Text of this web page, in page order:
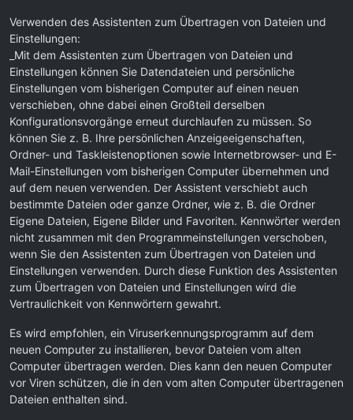
Verwenden des Assistenten zum Übertragen von Dateien und
Einstellungen:
_Mit dem Assistenten zum Übertragen von Dateien und
Einstellungen können Sie Datendateien und persönliche
Einstellungen vom bisherigen Computer auf einen neuen
verschieben, ohne dabei einen Großteil derselben
Konfigurationsvorgänge erneut durchlaufen zu müssen. So
können Sie z. B. Ihre persönlichen Anzeigeeigenschaften,
Ordner- und Taskleistenoptionen sowie Internetbrowser- und E-
Mail-Einstellungen vom bisherigen Computer übernehmen und
auf dem neuen verwenden. Der Assistent verschiebt auch
bestimmte Dateien oder ganze Ordner, wie z. B. die Ordner
Eigene Dateien, Eigene Bilder und Favoriten. Kennwörter werden
nicht zusammen mit den Programmeinstellungen verschoben,
wenn Sie den Assistenten zum Übertragen von Dateien und
Einstellungen verwenden. Durch diese Funktion des Assistenten
zum Übertragen von Dateien und Einstellungen wird die
Vertraulichkeit von Kennwörtern gewahrt.
Es wird empfohlen, ein Viruserkennungsprogramm auf dem
neuen Computer zu installieren, bevor Dateien vom alten
Computer übertragen werden. Dies kann den neuen Computer
vor Viren schützen, die in den vom alten Computer übertragenen
Dateien enthalten sind.